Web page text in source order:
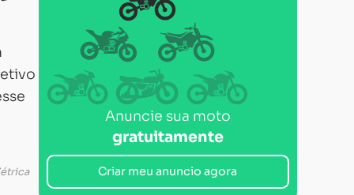
Anuncie sua moto
gratuitamente
Criar meu anuncio agora